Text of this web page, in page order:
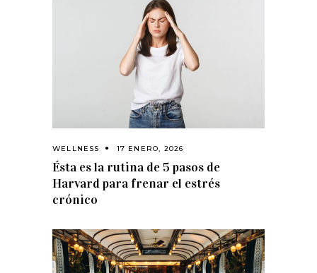
WELLNESS 17 ENERO, 2026
Ésta es la rutina de 5 pasos de
Harvard para frenar el estrés
crónico